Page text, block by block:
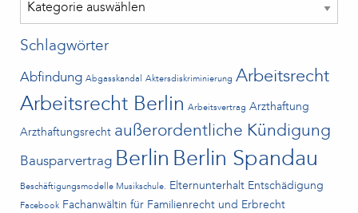
Schlagwörter
Abfindung Abgasskandal Aktersdiskriminierung Arbeitsrecht
Arbeitsrecht Berlin Arbeitsvertrag Arzthaftung
Arzthaftungsrecht außerordentliche Kündigung
Bausparvertrag Berlin Berlin Spandau
Beschäftigungsmodelle Musikschule. Elternunterhalt Entschädigung
Facebook Fachanwältin für Familienrecht und Erbrecht